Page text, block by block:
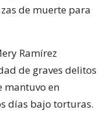
de muerte para
Ramírez
de graves delitos
mantuvo en
días bajo torturas.